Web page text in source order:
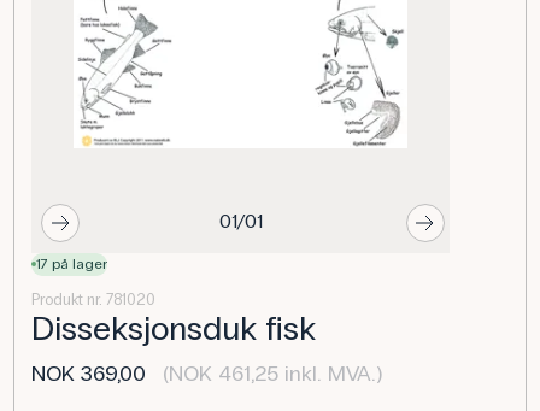
01/01
17 på lager
Produkt nr. 781020
Disseksjonsduk fisk
NOK 369,00 (NOK 461,25 inkl. MVA.)